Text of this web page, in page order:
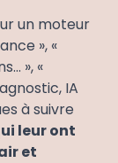
un moteur
», «
», «
IA
à suivre
leur ont
et